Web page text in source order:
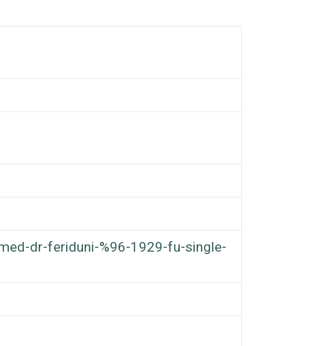
dr-feriduni-%96-1929-fu-single-